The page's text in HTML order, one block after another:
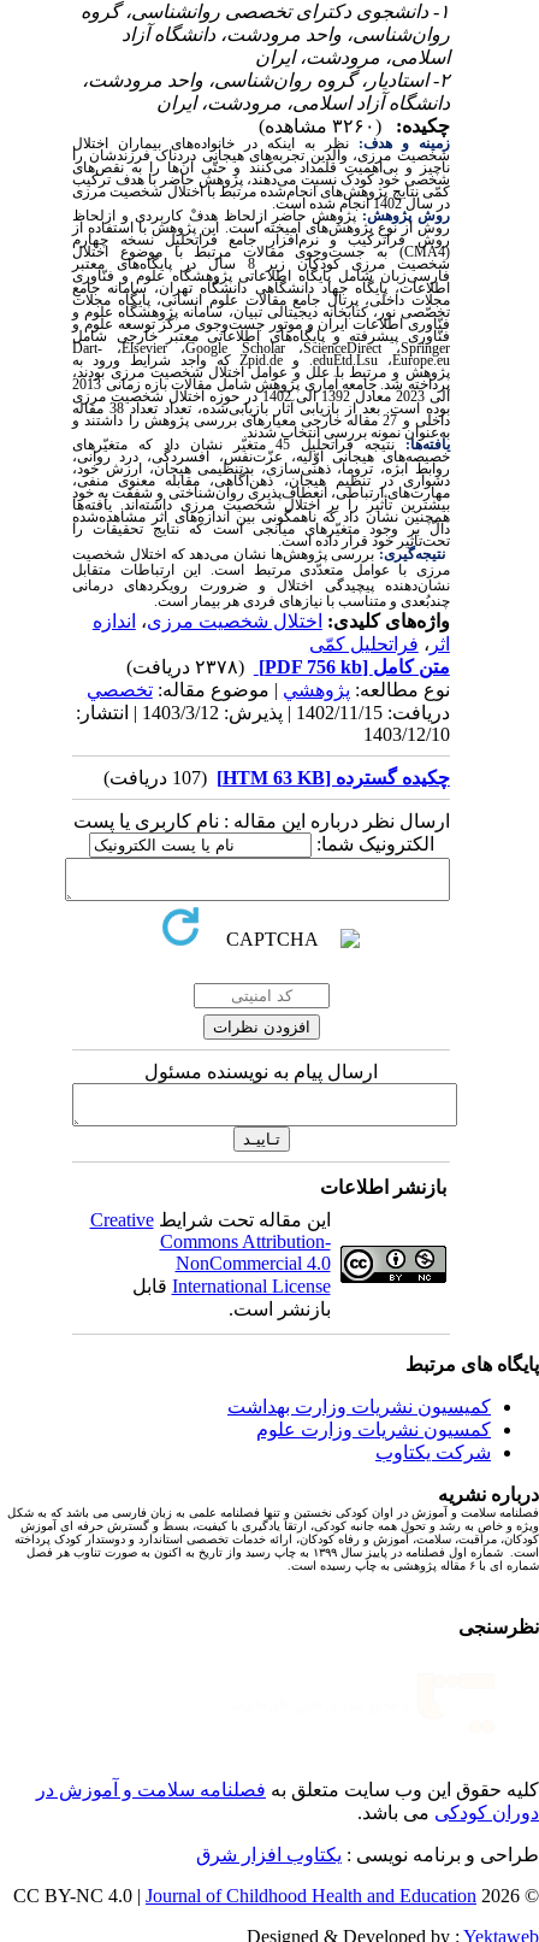
۱- دانشجوی دکترای تخصصی روانشناسی، گروه
روان‌شناسی، واحد مرودشت، دانشگاه آزاد
اسلامی، مرودشت، ایران
۲- استادیار، گروه روان‌شناسی، واحد مرودشت،
دانشگاه آزاد اسلامی، مرودشت، ایران
چکیده:
زمینه و هدف: نظر به اینکه در خانواده‌های بیماران اختلال
شخصیت مرزی، والدین تجربه‌های هیجانی دردناک فرزندشان را
ناچیز و بی‌اهمیت قلمداد می‌کنند و حتّی آن‌ها را به نقص‌های
شخصی خود کودک نسبت می‌دهند، پژوهش حاضر با هدف ترکیب
کمّی نتایج پژوهش‌های انجام‌شده مرتبط با اختلال شخصیت مرزی
در سال 1402 انجام شده است.
روش پژوهش: پژوهش حاضر ازلحاظ هدفْ کاربردی و ازلحاظ
روش از نوع پژوهش‌های آمیخته‌ است. این پژوهش با استفاده از
روش فراترکیب و نرم‌افزار جامع فراتحلیل نسخه چهارم
CMA4) به جست‌وجوی مقالات مرتبط با موضوع اختلال
شخصیت مرزی کودکان زیر 8 سال در پایگاه‌های معتبر
فارسی‌زبان شامل پایگاه اطلاعاتی پژوهشگاه علوم و فنّاوری
اطلاعات، پایگاه جهاد دانشگاهی دانشگاه تهران، سامانه جامع
مجلات داخلی، پرتال جامع مقالات علوم انسانی، پایگاه مجلات
تخصّصی نور، کتابخانه دیجیتالی تبیان، سامانه پژوهشگاه علوم و
فنّاوری اطلاعات ایران و موتور جست‌وجوی مرکز توسعه علوم و
فنّاوری پیشرفته و پایگاه‌های اطلاعاتی معتبر خارجی شامل
Springer،ScienceDirect، Google Scholar، Elsevier، Dart-
Europe.eu،Etd.Lsu
.eduوZpid.de که واجد شرایط ورود به
پژوهش و مرتبط با علل و عوامل اختلال شخصیت مرزی بودند،
پرداخته شد. جامعه آماری پژوهش شامل مقالات بازه زمانی 2013
الی 2023 معادل 1392 الی 1402 در حوزه اختلال شخصیت مرزی
بوده است. بعد از بازیابی آثار بازیابی‌شده، تعداد تعداد 38 مقاله
داخلی و 27 مقاله خارجی معیارهای بررسی پژوهش را داشتند و
به‌عنوان نمونه بررسی انتخاب شدند.
یافته‌ها: نتیجه فراتحلیل 45 متغیّر نشان داد که متغیّرهای
خصیصه‌های هیجانی اوّلیه، عزّت‌نفس، افسردگی، درد روانی،
روابط ابژه، تروما، ذهنی‌سازی، بدتنظیمی هیجان، ارزش خود،
دشواری در تنظیم هیجان، ذهن‌آگاهی، مقابله معنوی منفی،
مهارت‌های ارتباطی، انعطاف‌پذیری روان‌شناختی و شفقت به خود
بیشترین تأثیر را بر اختلال شخصیت مرزی داشته‌اند. یافته‌ها
همچنین نشان داد که ناهمگونی بین اندازه‌های اثر مشاهده‌شده
دالّ بر وجود متغیّرهای میانجی است که نتایج تحقیقات را
تحت‌تأثیر خود قرار داده است.
نتیجه‌گیری:بررسی پژوهش‌ها نشان می‌دهد که اختلال شخصیت
مرزی با عوامل متعدّدی مرتبط است. این ارتباطات متقابل
نشان‌دهنده پیچیدگی اختلال و ضرورت رویکردهای درمانی
چندبُعدی و متناسب با نیازهای فردی هر بیمار است.
واژه‌های کلیدی:اختلال شخصیت مرزی،اندازه
اثر، فراتحلیل کمّی
متن کامل[PDF 756 kb]
نوع مطالعه:پژوهشي| موضوع مقاله:تخصصي
دریافت: 1402/11/15 | پذیرش: 1403/3/12 | انتشار:
1403/12/10
چکیده گسترده [HTM 63 KB] (107 دریافت)
ارسال نظر درباره این مقاله : نام کاربری یا پست
الکترونیک شما:
ارسال پیام به نویسنده مسئول
بازنشر اطلاعات
این مقاله تحت شرایطCreative
Commons Attribution-
NonCommercial 4.0
International Licenseقابل
بازنشر است.
های مرتبط
کمیسیون نشریات وزارت بهداشت
کمسیون نشریات وزارت علوم
شرکت یکتاوب
نشریه
سلامت و آموزش در اوان کودکی نخستین و تنها فصلنامه علمی به زبان فارسی می باشد که به شکل
و خاص به رشد و تحول همه جانبه کودکی، ارتقا یادگیری با کیفیت، بسط و گسترش حرفه ای آموزش
مراقبت، سلامت، آموزش و رفاه کودکان، ارائه خدمات تخصصی استاندارد و دوستدار کودک پرداخته
است. شماره اول فصلنامه در پاییز سال ۱۳۹۹ به چاپ رسید واز تاریخ به اکنون به صورت تناوب هر فصل
۶ مقاله پژوهشی به چاپ رسیده است.
حقوق این وب سایت متعلق بهفصلنامه سلامت و آموزش در
کودکیمی باشد.
و برنامه نویسی : یکتاوب افزار شرق
©
Journal of Childhood Health and Education
Designed & Developed by :